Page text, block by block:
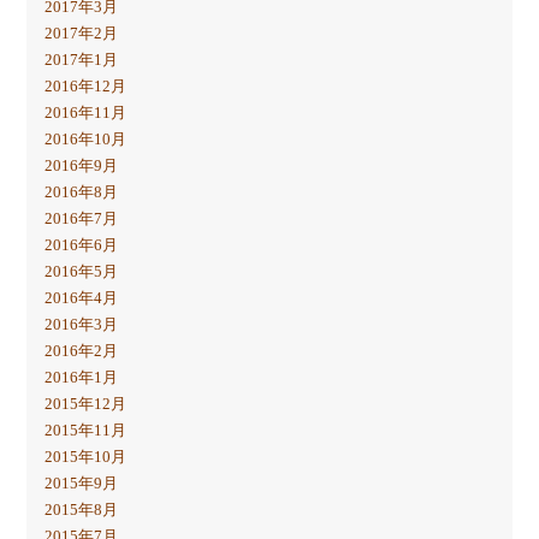
2017年3月
2017年2月
2017年1月
2016年12月
2016年11月
2016年10月
2016年9月
2016年8月
2016年7月
2016年6月
2016年5月
2016年4月
2016年3月
2016年2月
2016年1月
2015年12月
2015年11月
2015年10月
2015年9月
2015年8月